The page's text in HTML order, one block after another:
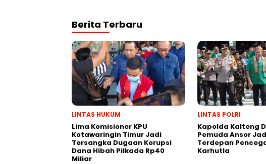
Berita Terbaru
LINTAS HUKUM
Lima Komisioner KPU
Kotawaringin Timur Jadi
Tersangka Dugaan Korupsi
Dana Hibah Pilkada Rp40
Miliar
LINTAS POLRI
Kapolda Kalteng
Pemuda Ansor
Terdepan
Karhutla